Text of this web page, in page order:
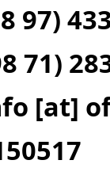
97)
71)
[at]